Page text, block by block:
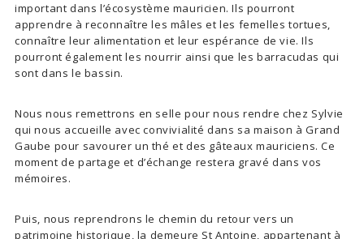
important dans l’écosystème mauricien. Ils pourront
apprendre à reconnaître les mâles et les femelles tortues,
connaître leur alimentation et leur espérance de vie. Ils
pourront également les nourrir ainsi que les barracudas qui
sont dans le bassin.
Nous nous remettrons en selle pour nous rendre chez Sylvie
qui nous accueille avec convivialité dans sa maison à Grand
Gaube pour savourer un thé et des gâteaux mauriciens. Ce
moment de partage et d’échange restera gravé dans vos
mémoires.
Puis, nous reprendrons le chemin du retour vers un
patrimoine historique, la demeure St Antoine, appartenant à